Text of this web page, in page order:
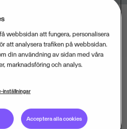
READ
affärsmodell för
en bransch i
med digitaliseringen. De
webbsidan att fungera, personalisera
att analysera trafiken på webbsidan.
din användning av sidan med våra
marknadsföring och analys.
inställningar
Acceptera alla cookies